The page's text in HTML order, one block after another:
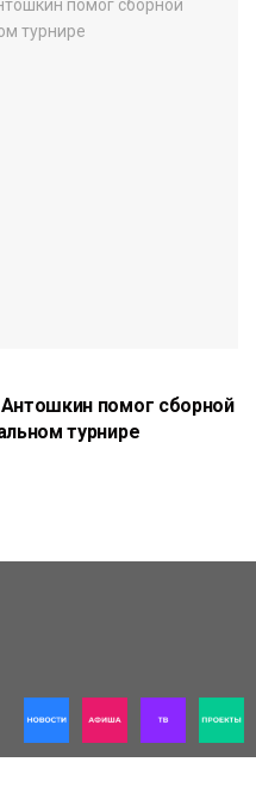
помог сборной
турнире